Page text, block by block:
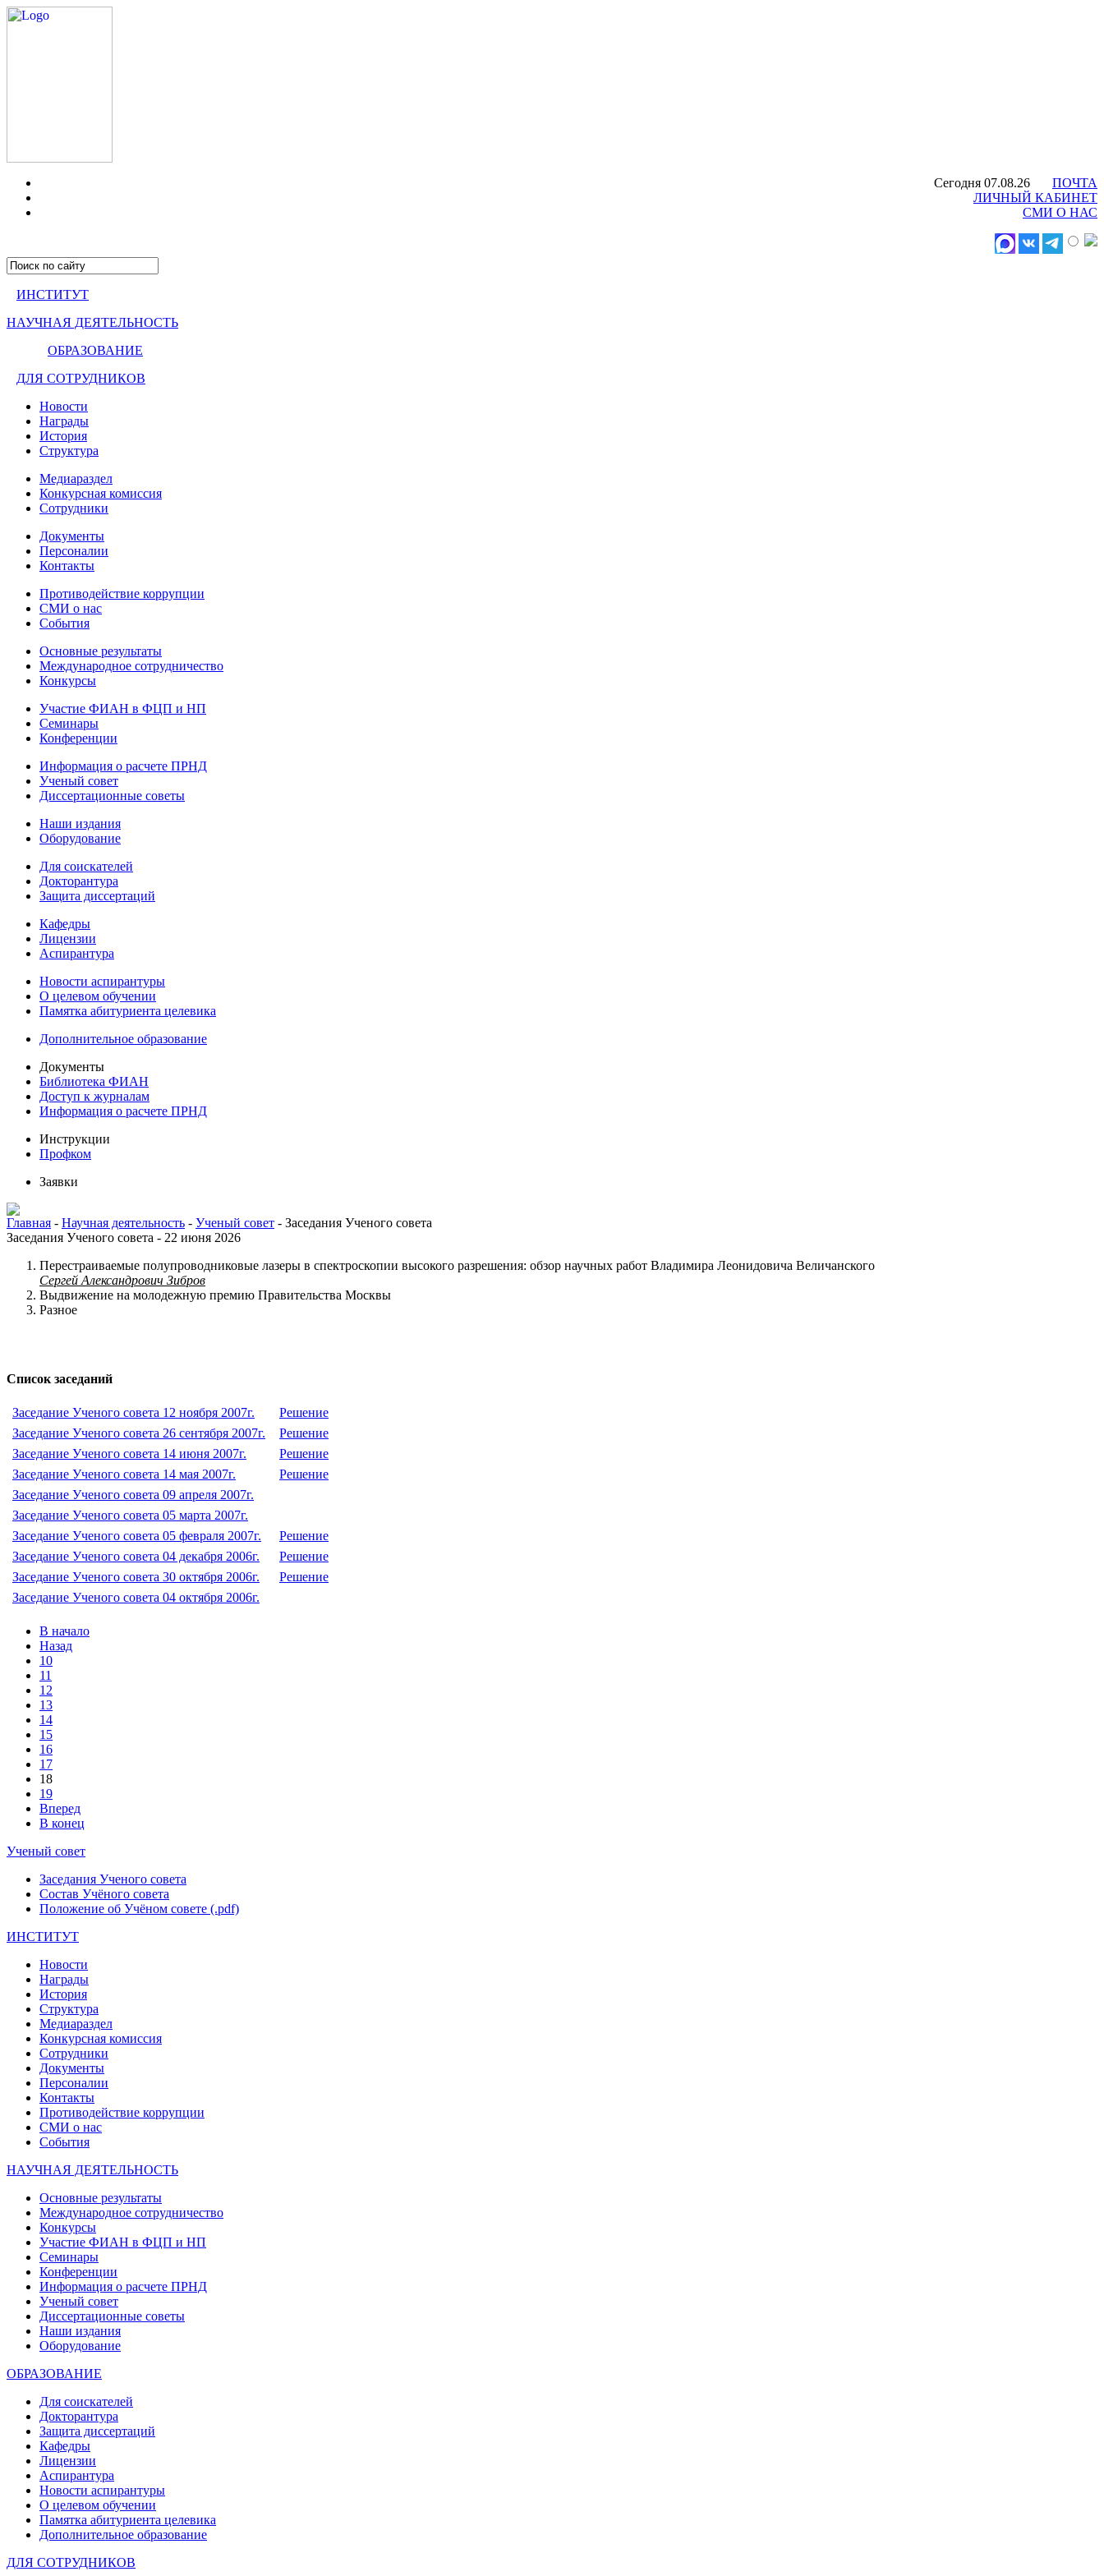
Сегодня 07.08.26
ПОЧТА
ЛИЧНЫЙ КАБИНЕТ
СМИ О НАС
ИНСТИТУТ
НАУЧНАЯ ДЕЯТЕЛЬНОСТЬ
ОБРАЗОВАНИЕ
ДЛЯ СОТРУДНИКОВ
Новости
Награды
История
Структура
Медиараздел
Конкурсная комиссия
Сотрудники
Документы
Персоналии
Контакты
Противодействие коррупции
СМИ о нас
События
Основные результаты
Международное сотрудничество
Конкурсы
Участие ФИАН в ФЦП и НП
Семинары
Конференции
Информация о расчете ПРНД
Ученый совет
Диссертационные советы
Наши издания
Оборудование
Для соискателей
Докторантура
Защита диссертаций
Кафедры
Лицензии
Аспирантура
Новости аспирантуры
О целевом обучении
Памятка абитуриента целевика
Дополнительное образование
Документы
Библиотека ФИАН
Доступ к журналам
Информация о расчете ПРНД
Инструкции
Профком
Заявки
Главная - Научная деятельность - Ученый совет - Заседания Ученого совета
Заседания Ученого совета - 22 июня 2026
Перестраиваемые полупроводниковые лазеры в спектроскопии высокого разрешения: обзор научных работ Владимира Леонидовича Величанского
Сергей Александрович Зибров
Выдвижение на молодежную премию Правительства Москвы
Разное
Список заседаний
Заседание Ученого совета 12 ноября 2007г.
Решение
Заседание Ученого совета 26 сентября 2007г.
Решение
Заседание Ученого совета 14 июня 2007г.
Решение
Заседание Ученого совета 14 мая 2007г.
Решение
Заседание Ученого совета 09 апреля 2007г.
Заседание Ученого совета 05 марта 2007г.
Заседание Ученого совета 05 февраля 2007г.
Решение
Заседание Ученого совета 04 декабря 2006г.
Решение
Заседание Ученого совета 30 октября 2006г.
Решение
Заседание Ученого совета 04 октября 2006г.
В начало
Назад
10
11
12
13
14
15
16
17
18
19
Вперед
В конец
Ученый совет
Заседания Ученого совета
Состав Учёного совета
Положение об Учёном совете (.pdf)
ИНСТИТУТ
Новости
Награды
История
Структура
Медиараздел
Конкурсная комиссия
Сотрудники
Документы
Персоналии
Контакты
Противодействие коррупции
СМИ о нас
События
НАУЧНАЯ ДЕЯТЕЛЬНОСТЬ
Основные результаты
Международное сотрудничество
Конкурсы
Участие ФИАН в ФЦП и НП
Семинары
Конференции
Информация о расчете ПРНД
Ученый совет
Диссертационные советы
Наши издания
Оборудование
ОБРАЗОВАНИЕ
Для соискателей
Докторантура
Защита диссертаций
Кафедры
Лицензии
Аспирантура
Новости аспирантуры
О целевом обучении
Памятка абитуриента целевика
Дополнительное образование
ДЛЯ СОТРУДНИКОВ